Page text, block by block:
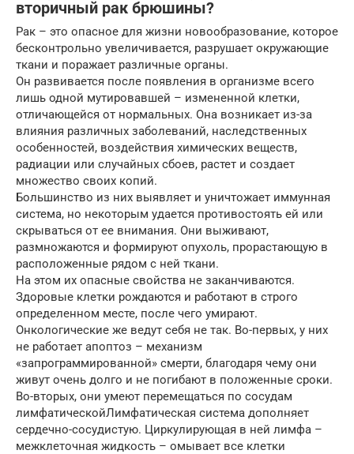
вторичный рак брюшины?
Рак – это опасное для жизни новообразование, которое
бесконтрольно увеличивается, разрушает окружающие
ткани и поражает различные органы.
Он развивается после появления в организме всего
лишь одной мутировавшей – измененной клетки,
отличающейся от нормальных. Она возникает из-за
влияния различных заболеваний, наследственных
особенностей, воздействия химических веществ,
радиации или случайных сбоев, растет и создает
множество своих копий.
Большинство из них выявляет и уничтожает иммунная
система, но некоторым удается противостоять ей или
скрываться от ее внимания. Они выживают,
размножаются и формируют опухоль, прорастающую в
расположенные рядом с ней ткани.
На этом их опасные свойства не заканчиваются.
Здоровые клетки рождаются и работают в строго
определенном месте, после чего умирают.
Онкологические же ведут себя не так. Во-первых, у них
не работает апоптоз – механизм
«запрограммированной» смерти, благодаря чему они
живут очень долго и не погибают в положенные сроки.
Во-вторых, они умеют перемещаться по сосудам
лимфатическойЛимфатическая система дополняет
сердечно-сосудистую. Циркулирующая в ней лимфа –
межклеточная жидкость – омывает все клетки